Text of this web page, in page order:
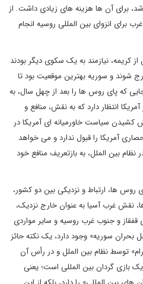
برای آن ها هزینه های زیادی داشت. از
برای انزوای بین المللی روسیه انجام
کریمه، نیازمند به یک سکوی دیگر بودند
شوند و سوریه بهترین موقعیت بود تا
که پای روس ها را بعد از چهل سال، به
انتظار دارد که به نقش، منافع و
کشیدن سیاست خاورمیانه ای آمریکا در
آمریکا را قبول ندارد و می خواهد
نظام بین الملل، به بازتعریف منافع خود
روس ها، ارتباط و نزدیکی بین دو کشور،
نقش غرب آسیا به عنوان خارج نزدیک،
قفقاز و جنوب غرب روسیه و سایر مواردی
سوریه» وجود دارد، یک نکته حائز
توسط نظام بین الملل و در رأس آن
بازی گردان بین المللی است؛ یعنی